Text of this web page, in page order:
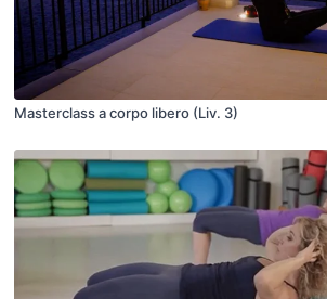
Masterclass a corpo libero (Liv. 3)